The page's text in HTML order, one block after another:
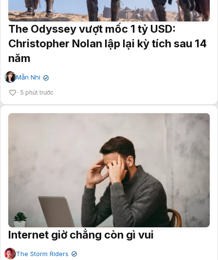
The Odyssey vượt mốc 1 tỷ USD:
Christopher Nolan lập lại kỳ tích sau 14
năm
Mẫn Nhi ✔
5 phút trước
Internet giờ chẳng còn gì vui
The Storm Riders ✔